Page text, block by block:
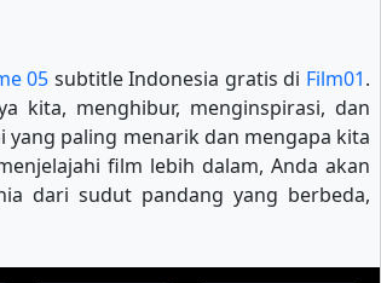
05 subtitle Indonesia gratis di Film01.
kita, menghibur, menginspirasi, dan
paling menarik dan mengapa kita
film lebih dalam, Anda akan
dari sudut pandang yang berbeda,